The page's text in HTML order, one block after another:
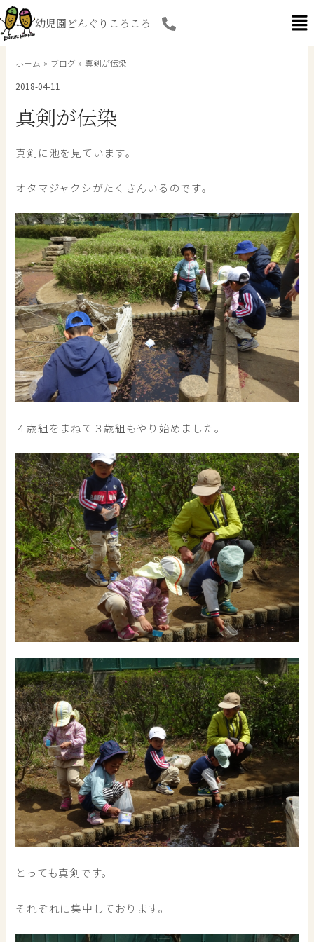
内
容
を
幼児園どんぐりころころ
ホーム ブログ
真剣が伝染
2018-04-11
真剣が伝染
真剣に池を見ています。
オタマジャクシがたくさんいるのです。
４歳組をまねて３歳組もやり始めました。
とっても真剣です。
それぞれに集中しております。